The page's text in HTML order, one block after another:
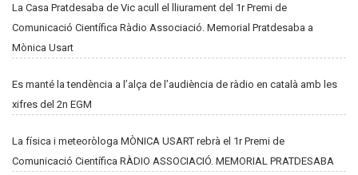
La Casa Pratdesaba de Vic acull el lliurament del 1r Premi de
Comunicació Científica Ràdio Associació. Memorial Pratdesaba a
Mònica Usart
Es manté la tendència a l’alça de l’audiència de ràdio en català amb les
xifres del 2n EGM
La física i meteoròloga MÒNICA USART rebrà el 1r Premi de
Comunicació Científica RÀDIO ASSOCIACIÓ. MEMORIAL PRATDESABA